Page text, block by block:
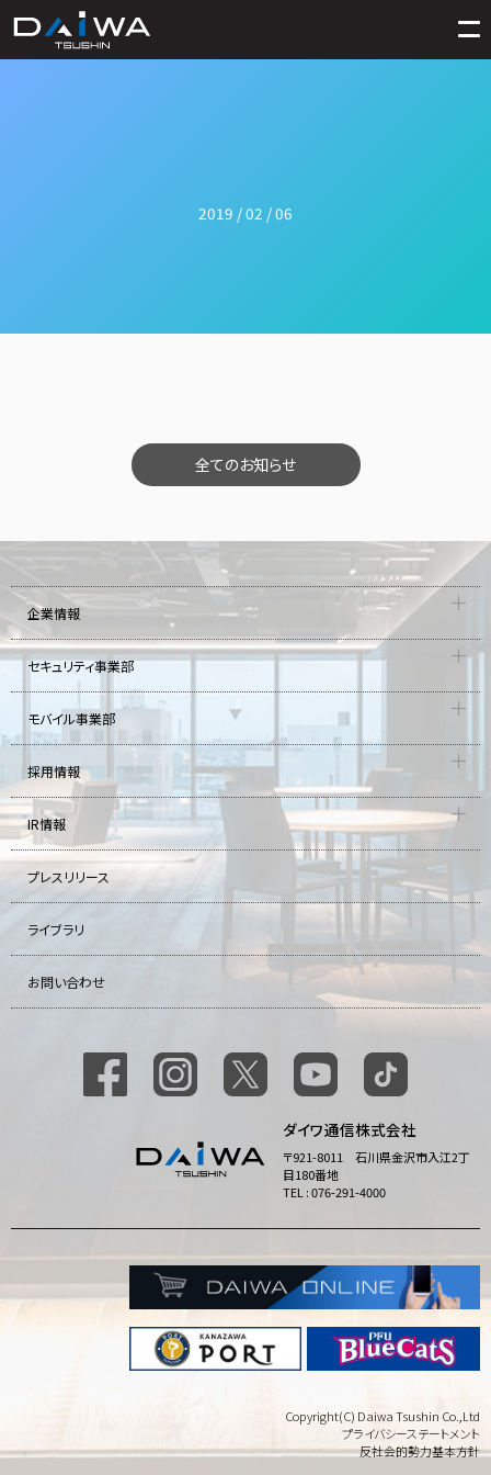
2019 / 02 / 06
全てのお知らせ
企業情報
セキュリティ事業部
モバイル事業部
採用情報
IR情報
プレスリリース
ライブラリ
お問い合わせ
ダイワ通信株式会社
〒921-8011 石川県金沢市入江2丁
目180番地
TEL : 076-291-4000
Copyright(C) Daiwa Tsushin Co.,Ltd
プライバシーステートメント
反社会的勢力基本方針